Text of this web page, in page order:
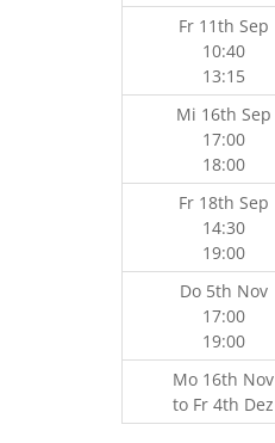
Fr 11th Sep
10:40
13:15
Mi 16th Sep
17:00
18:00
Fr 18th Sep
14:30
19:00
Do 5th Nov
17:00
19:00
Mo 16th Nov
to Fr 4th Dez